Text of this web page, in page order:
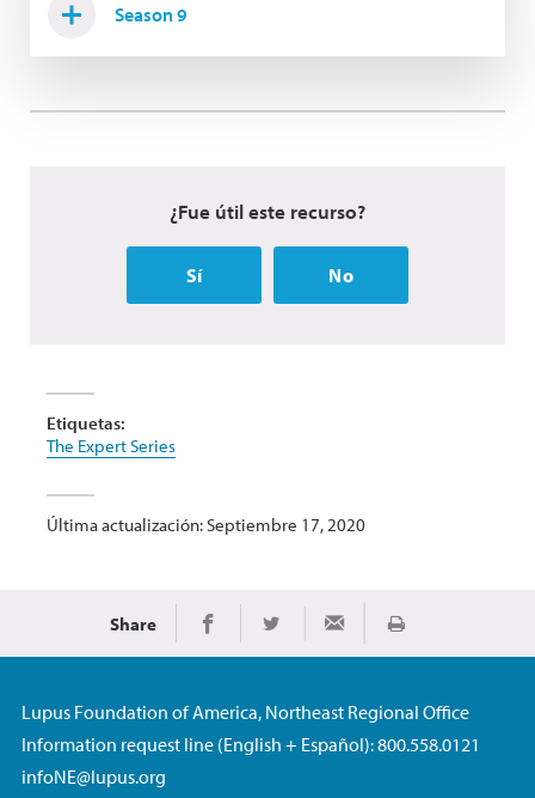
Season 9
¿Fue útil este recurso?
Sí No
Etiquetas:
The Expert Series
Última actualización: Septiembre 17, 2020
Share Share on Facebook
Share on TwitterShare via EmailImprimir
Lupus Foundation of America, Northeast Regional Office
Information request line (English + Español): 800.558.0121
infoNE@lupus.org